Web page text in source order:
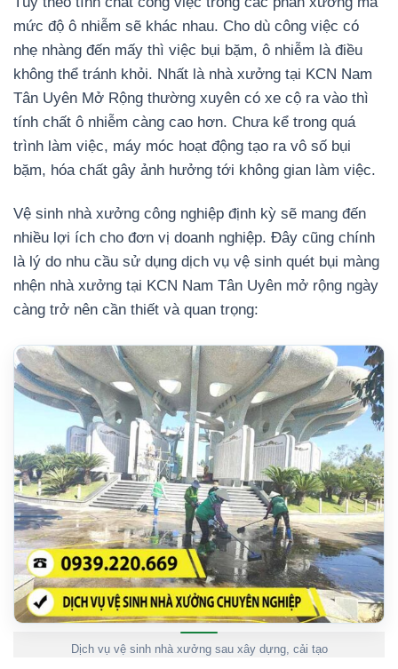
mức độ ô nhiễm sẽ khác nhau. Cho dù công việc có
nhẹ nhàng đến mấy thì việc bụi bặm, ô nhiễm là điều
không thể tránh khỏi. Nhất là nhà xưởng tại KCN Nam
Tân Uyên Mở Rộng thường xuyên có xe cộ ra vào thì
tính chất ô nhiễm càng cao hơn. Chưa kể trong quá
trình làm việc, máy móc hoạt động tạo ra vô số bụi
bặm, hóa chất gây ảnh hưởng tới không gian làm việc.
Vệ sinh nhà xưởng công nghiệp định kỳ sẽ mang đến
nhiều lợi ích cho đơn vị doanh nghiệp. Đây cũng chính
là lý do nhu cầu sử dụng dịch vụ vệ sinh quét bụi màng
nhện nhà xưởng tại KCN Nam Tân Uyên mở rộng ngày
càng trở nên cần thiết và quan trọng:
Dịch vụ vệ sinh nhà xưởng sau xây dựng, cải tạo